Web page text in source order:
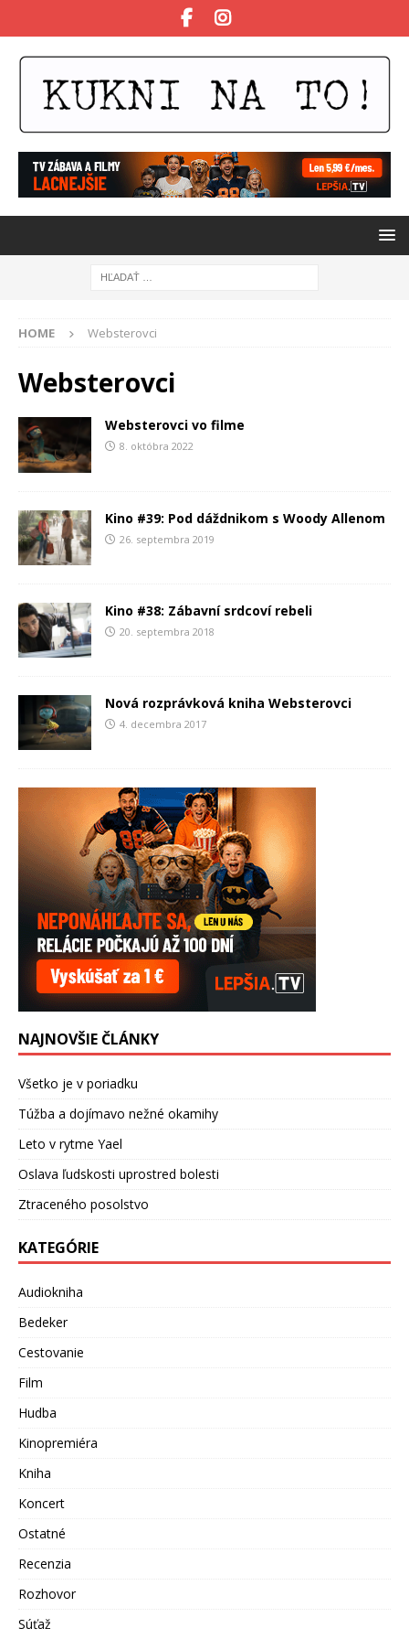
HOME Websterovci
Websterovci
Websterovci vo filme
8. októbra 2022
Kino #39: Pod dáždnikom s Woody Allenom
26. septembra 2019
Kino #38: Zábavní srdcoví rebeli
20. septembra 2018
Nová rozprávková kniha Websterovci
4. decembra 2017
NAJNOVŠIE ČLÁNKY
Všetko je v poriadku
Túžba a dojímavo nežné okamihy
Leto v rytme Yael
Oslava ľudskosti uprostred bolesti
Ztraceného posolstvo
KATEGÓRIE
Audiokniha
Bedeker
Cestovanie
Film
Hudba
Kinopremiéra
Kniha
Koncert
Ostatné
Recenzia
Rozhovor
Súťaž